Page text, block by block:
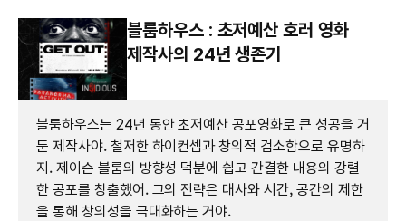
블룸하우스 : 초저예산 호러 영화
제작사의 24년 생존기
블룸하우스는 24년 동안 초저예산 공포영화로 큰 성공을 거
둔 제작사야. 철저한 하이컨셉과 창의적 검소함으로 유명하
지. 제이슨 블룸의 방향성 덕분에 쉽고 간결한 내용의 강렬
한 공포를 창출했어. 그의 전략은 대사와 시간, 공간의 제한
을 통해 창의성을 극대화하는 거야.